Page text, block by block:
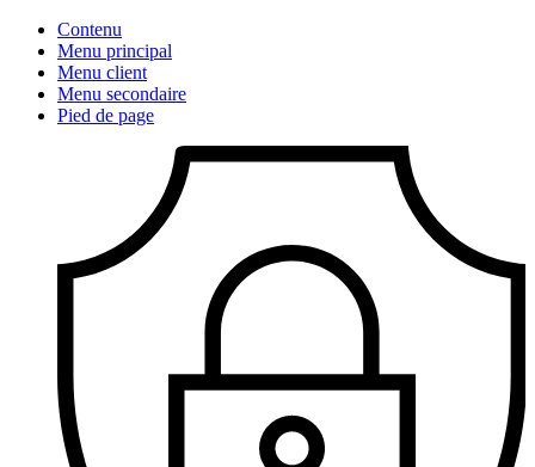
Contenu
Menu principal
Menu client
Menu secondaire
Pied de page